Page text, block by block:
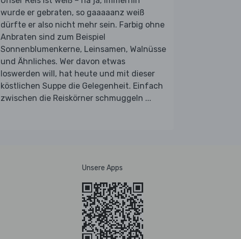
wurde er gebraten, so gaaaaanz weiß
dürfte er also nicht mehr sein. Farbig ohne
Anbraten sind zum Beispiel
Sonnenblumenkerne, Leinsamen, Walnüsse
und Ähnliches. Wer davon etwas
loswerden will, hat heute und mit dieser
köstlichen Suppe die Gelegenheit. Einfach
zwischen die Reiskörner schmuggeln ...
Unsere Apps